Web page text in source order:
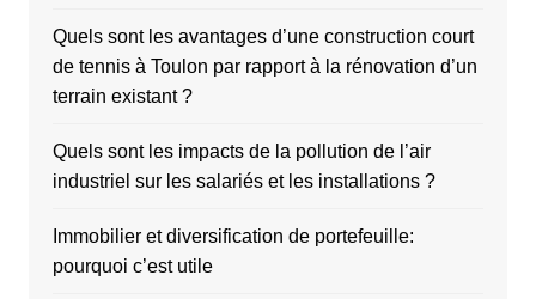
Quels sont les avantages d’une construction court
de tennis à Toulon par rapport à la rénovation d’un
terrain existant ?
Quels sont les impacts de la pollution de l’air
industriel sur les salariés et les installations ?
Immobilier et diversification de portefeuille:
pourquoi c’est utile